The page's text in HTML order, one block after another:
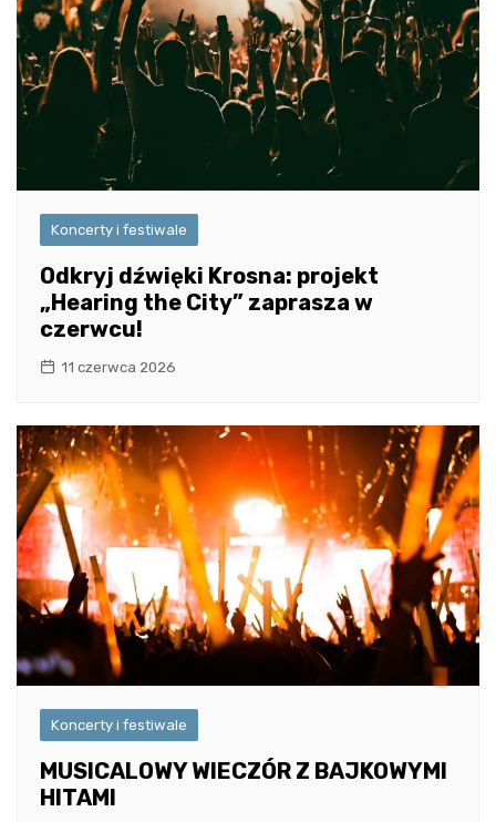
Koncerty i festiwale
Odkryj dźwięki Krosna: projekt
„Hearing the City” zaprasza w
czerwcu!
11 czerwca 2026
Koncerty i festiwale
MUSICALOWY WIECZÓR Z BAJKOWYMI
HITAMI